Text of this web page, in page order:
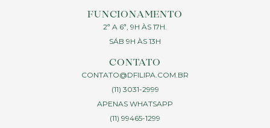
FUNCIONAMENTO
2ª A 6ª, 9H ÀS 17H.
SÁB 9H ÀS 13H
CONTATO
CONTATO@DFILIPA.COM.BR
(11) 3031-2999
APENAS WHATSAPP
(11) 99465-1299